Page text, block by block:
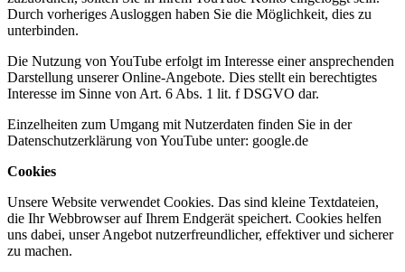
Durch vorheriges Ausloggen haben Sie die Möglichkeit, dies zu
unterbinden.
Die Nutzung von YouTube erfolgt im Interesse einer ansprechenden
Darstellung unserer Online-Angebote. Dies stellt ein berechtigtes
Interesse im Sinne von Art. 6 Abs. 1 lit. f DSGVO dar.
Einzelheiten zum Umgang mit Nutzerdaten finden Sie in der
Datenschutzerklärung von YouTube unter: google.de
Cookies
Unsere Website verwendet Cookies. Das sind kleine Textdateien,
die Ihr Webbrowser auf Ihrem Endgerät speichert. Cookies helfen
uns dabei, unser Angebot nutzerfreundlicher, effektiver und sicherer
zu machen.